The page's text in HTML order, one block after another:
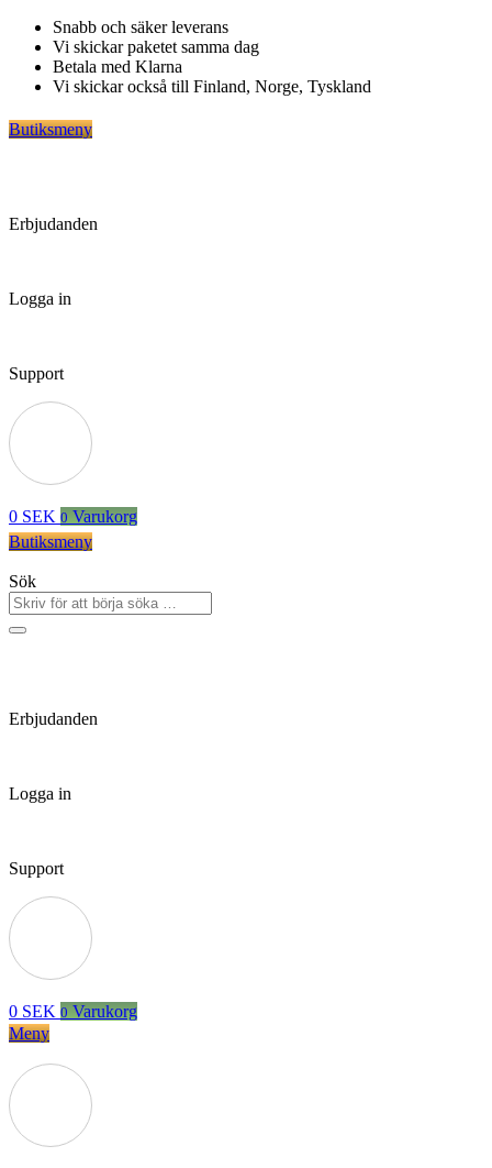
Hoppa
innehåll
Snabb och säker leverans
Vi skickar paketet samma dag
Betala med Klarna
Vi skickar också till Finland, Norge, Tyskland
Butiksmeny
Erbjudanden
Logga in
Support
0 SEK 0 Varukorg
Butiksmeny
Sök
Erbjudanden
Logga in
Support
0 SEK 0 Varukorg
Meny